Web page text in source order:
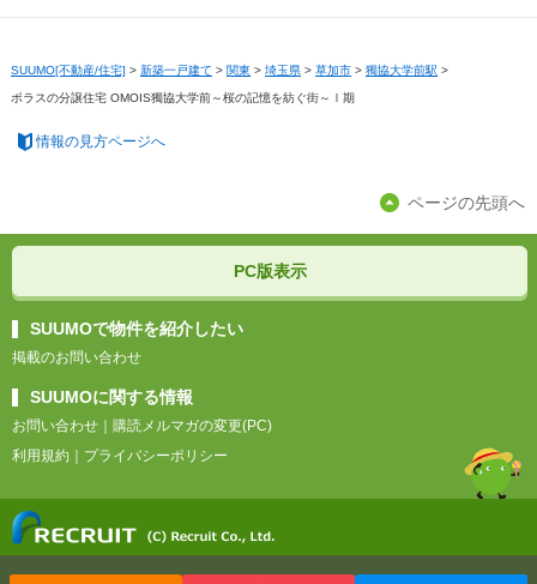
SUUMO[不動産/住宅] > 新築一戸建て > 関東 > 埼玉県 > 草加市 > 獨協大学前駅 >
ポラスの分譲住宅 OMOIS獨協大学前～桜の記憶を紡ぐ街～Ⅰ期
情報の見方ページへ
ページの先頭へ
PC版表示
SUUMOで物件を紹介したい
掲載のお問い合わせ
SUUMOに関する情報
お問い合わせ ｜ 購読メルマガの変更(PC)
利用規約 ｜ プライバシーポリシー